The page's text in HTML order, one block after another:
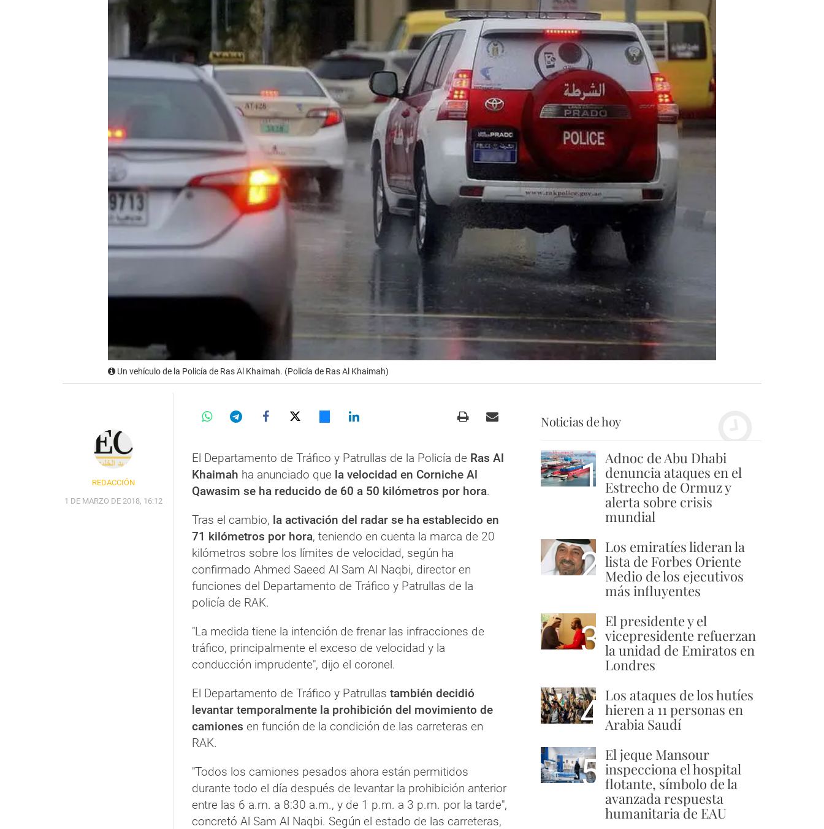
Un vehículo de la Policía de Ras Al Khaimah. (Policía de Ras Al Khaimah)
REDACCIÓN
1 DE MARZO DE 2018, 16:12
El Departamento de Tráfico y Patrullas de la Policía de Ras Al
Khaimah ha anunciado que la velocidad en Corniche Al
Qawasim se ha reducido de 60 a 50 kilómetros por hora.
Tras el cambio, la activación del radar se ha establecido en
71 kilómetros por hora, teniendo en cuenta la marca de 20
kilómetros sobre los límites de velocidad, según ha
confirmado Ahmed Saeed Al Sam Al Naqbi, director en
funciones del Departamento de Tráfico y Patrullas de la
policía de RAK.
"La medida tiene la intención de frenar las infracciones de
tráfico, principalmente el exceso de velocidad y la
conducción imprudente", dijo el coronel.
El Departamento de Tráfico y Patrullas también decidió
levantar temporalmente la prohibición del movimiento de
camiones en función de la condición de las carreteras en
RAK.
"Todos los camiones pesados ​​ahora están permitidos
durante todo el día después de levantar la prohibición anterior
entre las 6 a.m. a 8:30 a.m., y de 1 p.m. a 3 p.m. por la tarde",
concretó Al Sam Al Naqbi. Según el estado de las carreteras,
Noticias de hoy
1 Adnoc de Abu Dhabi
denuncia ataques en el
Estrecho de Ormuz y
alerta sobre crisis
mundial
2 Los emiratíes lideran la
lista de Forbes Oriente
Medio de los ejecutivos
más influyentes
3 El presidente y el
vicepresidente refuerzan
la unidad de Emiratos en
Londres
4 Los ataques de los hutíes
hieren a 11 personas en
Arabia Saudí
5 El jeque Mansour
inspecciona el hospital
flotante, símbolo de la
avanzada respuesta
humanitaria de EAU